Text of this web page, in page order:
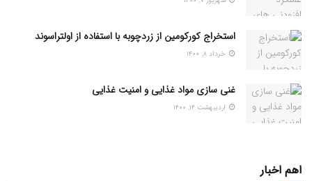
استخراج کورکومین از زردچوبه با استفاده از اولتراسوند
خرداد ۸, ۱۴۰۰
غنی سازی مواد غذایی و امنیت غذایی
اردیبهشت ۱۴, ۱۴۰۰
اهم اخبار